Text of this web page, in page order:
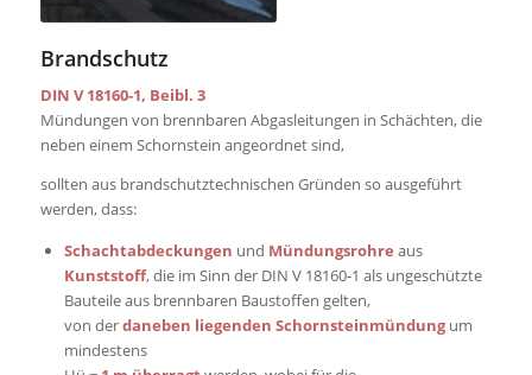
Brandschutz
DIN V 18160-1, Beibl. 3
Mündungen von brennbaren Abgasleitungen in Schächten, die
neben einem Schornstein angeordnet sind,
sollten aus brandschutztechnischen Gründen so ausgeführt
werden, dass:
Schachtabdeckungen und Mündungsrohre aus
Kunststoff, die im Sinn der DIN V 18160-1 als ungeschützte
Bauteile aus brennbaren Baustoffen gelten,
von derdaneben liegenden Schornsteinmündungum
mindestens